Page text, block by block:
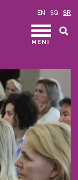
EN SQ SR
MENI